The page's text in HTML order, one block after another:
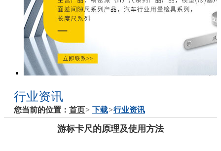
行业资讯
您当前的位置： 首页> 下载>行业资讯
游标卡尺的原理及使用方法